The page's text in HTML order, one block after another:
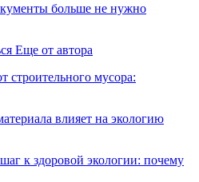
больше не нужно
Еще от автора
строительного мусора:
влияет на экологию
к здоровой экологии: почему